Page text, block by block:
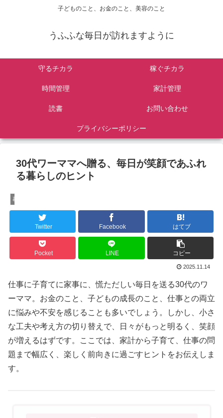
子どものこと、お金のこと、美容のこと
うふふな毎日が訪れますように
守るチカラ 稼ぐチカラ
時間管理 家計管理
読書 お問い合わせ
プライバシーポリシー
30代ワーママへ贈る、毎日が笑顔であふれ
る暮らしのヒント
暮らし
Twitter Facebook はてブ
Pocket LINE コピー
2025.11.14
仕事に子育てに家事に、慌ただしい毎日を送る30代のワ
ーママ。お金のこと、子どもの成長のこと、仕事との両立
に悩みや不安を感じることも多いでしょう。しかし、小さ
な工夫や考え方の切り替えで、日々がもっと明るく、笑顔
が増えるはずです。ここでは、家計から子育て、仕事の問
題まで幅広く、楽しく前向きに過ごすヒントをお伝えしま
す。